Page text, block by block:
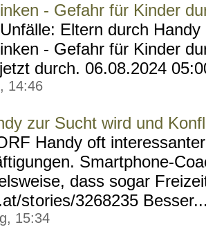
- Gefahr für Kinder
Eltern durch
- Gefahr für Kinder
durch. 06.08.2024
14:46
zur Sucht wird und
Handy oft
Smartphone-
dass sogar
stories/3268235
15:34